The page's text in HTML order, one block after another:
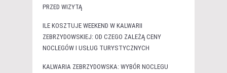
PRZED WIZYTĄ
ILE KOSZTUJE WEEKEND W KALWARII
ZEBRZYDOWSKIEJ: OD CZEGO ZALEŻĄ CENY
NOCLEGÓW I USŁUG TURYSTYCZNYCH
KALWARIA ZEBRZYDOWSKA: WYBÓR NOCLEGU